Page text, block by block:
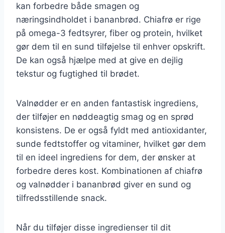
kan forbedre både smagen og
næringsindholdet i bananbrød. Chiafrø er rige
på omega-3 fedtsyrer, fiber og protein, hvilket
gør dem til en sund tilføjelse til enhver opskrift.
De kan også hjælpe med at give en dejlig
tekstur og fugtighed til brødet.
Valnødder er en anden fantastisk ingrediens,
der tilføjer en nøddeagtig smag og en sprød
konsistens. De er også fyldt med antioxidanter,
sunde fedtstoffer og vitaminer, hvilket gør dem
til en ideel ingrediens for dem, der ønsker at
forbedre deres kost. Kombinationen af chiafrø
og valnødder i bananbrød giver en sund og
tilfredsstillende snack.
Når du tilføjer disse ingredienser til dit